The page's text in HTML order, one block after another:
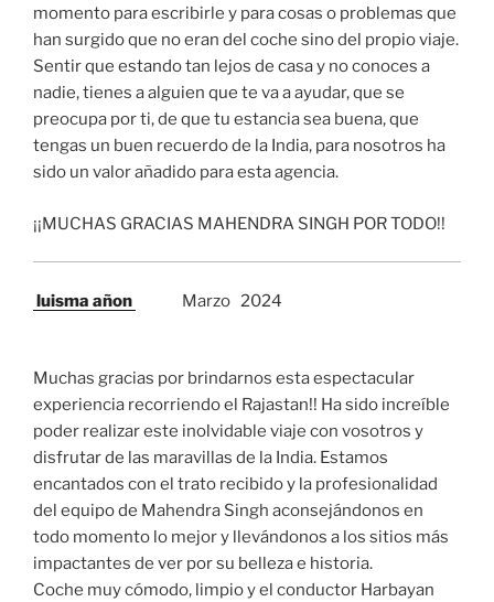
momento para escribirle y para cosas o problemas que
han surgido que no eran del coche sino del propio viaje.
Sentir que estando tan lejos de casa y no conoces a
nadie, tienes a alguien que te va a ayudar, que se
preocupa por ti, de que tu estancia sea buena, que
tengas un buen recuerdo de la India, para nosotros ha
sido un valor añadido para esta agencia.
¡¡MUCHAS GRACIAS MAHENDRA SINGH POR TODO!!
luisma añon Marzo 2024
Muchas gracias por brindarnos esta espectacular
experiencia recorriendo el Rajastan!! Ha sido increíble
poder realizar este inolvidable viaje con vosotros y
disfrutar de las maravillas de la India. Estamos
encantados con el trato recibido y la profesionalidad
del equipo de Mahendra Singh aconsejándonos en
todo momento lo mejor y llevándonos a los sitios más
impactantes de ver por su belleza e historia.
Coche muy cómodo, limpio y el conductor Harbayan